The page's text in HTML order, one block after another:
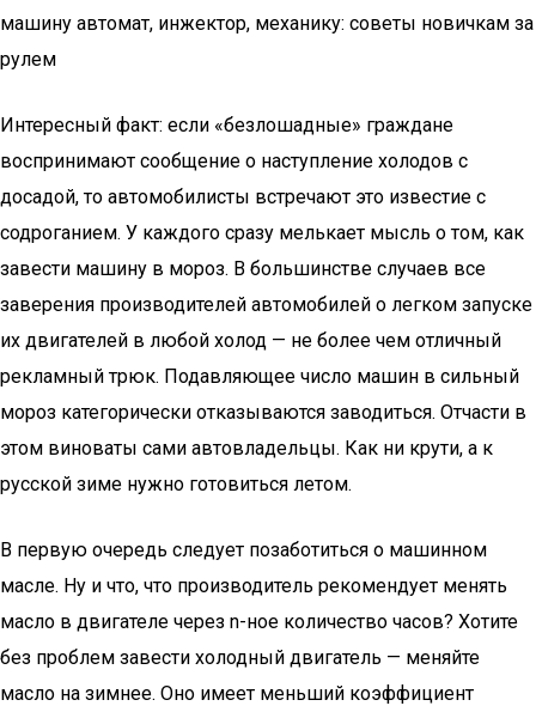
машину автомат, инжектор, механику: советы новичкам за
рулем
Интересный факт: если «безлошадные» граждане
воспринимают сообщение о наступление холодов с
досадой, то автомобилисты встречают это известие с
содроганием. У каждого сразу мелькает мысль о том, как
завести машину в мороз. В большинстве случаев все
заверения производителей автомобилей о легком запуске
их двигателей в любой холод — не более чем отличный
рекламный трюк. Подавляющее число машин в сильный
мороз категорически отказываются заводиться. Отчасти в
этом виноваты сами автовладельцы. Как ни крути, а к
русской зиме нужно готовиться летом.
В первую очередь следует позаботиться о машинном
масле. Ну и что, что производитель рекомендует менять
масло в двигателе через n-ное количество часов? Хотите
без проблем завести холодный двигатель — меняйте
масло на зимнее. Оно имеет меньший коэффициент